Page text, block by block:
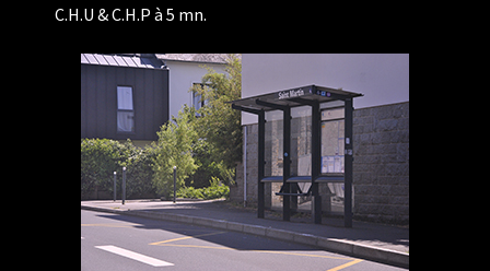
C.H.U & C.H.P à 5 mn.